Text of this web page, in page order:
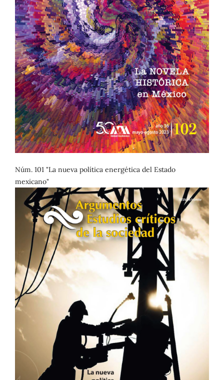
Núm. 101 "La nueva política energética del Estado
mexicano"